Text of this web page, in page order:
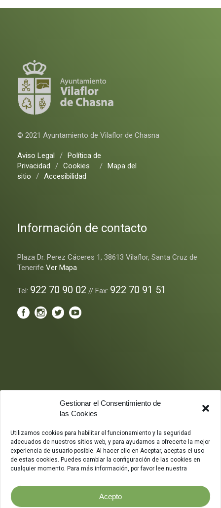
Gestionar el Consentimiento de
las Cookies
Utilizamos cookies para habilitar el funcionamiento y la seguridad
adecuados de nuestros sitios web, y para ayudarnos a ofrecerte la mejor
experiencia de usuario posible. Al hacer clic en Aceptar, aceptas el uso
de estas cookies. Puedes cambiar la configuración de las cookies en
cualquier momento. Para más información, por favor lee nuestra
Acepto
© 2021 Ayuntamiento de Vilaflor de Chasna
Aviso Legal / Política de
Privacidad
/ Cookies / Mapa del
sitio
/ Accesibilidad
Información de contacto
Plaza Dr. Perez Cáceres 1, 38613 Vilaflor, Santa Cruz de
Tenerife Ver Mapa
Tel: 922 70 90 02 // Fax: 922 70 91 51